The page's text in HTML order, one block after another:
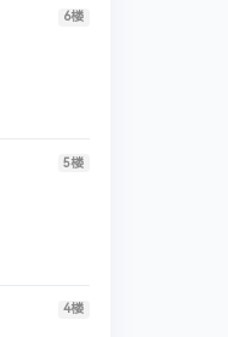
6楼
5楼
4楼